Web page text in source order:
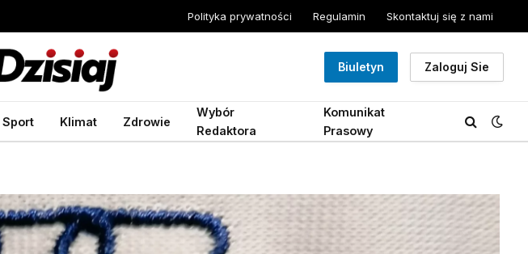
Polityka prywatności Regulamin Skontaktuj się z nami
Biuletyn Zaloguj Sie
Sport Klimat Zdrowie
Wybór
Redaktora
Komunikat
Prasowy